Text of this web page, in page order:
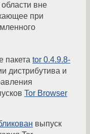
вне
при
пакета tor 0.4.9.8-
дистрибутива и
Tor Browser
выпуск